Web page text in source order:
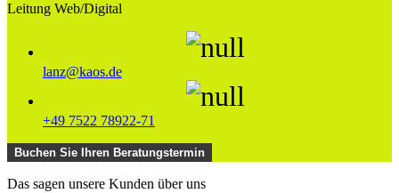
Leitung Web/Digital
lanz@kaos.de
+49 7522 78922-71
Buchen Sie Ihren Beratungstermin
Das sagen unsere Kunden über uns